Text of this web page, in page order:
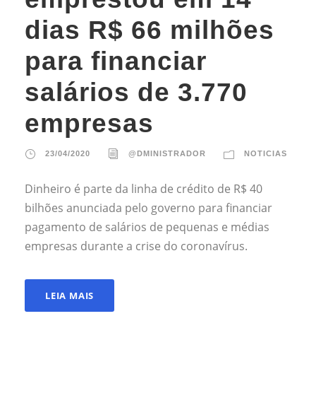
dias R$ 66 milhões
para financiar
salários de 3.770
empresas
23/04/2020 @DMINISTRADOR NOTICIAS
Dinheiro é parte da linha de crédito de R$ 40
bilhões anunciada pelo governo para financiar
pagamento de salários de pequenas e médias
empresas durante a crise do coronavírus.
LEIA MAIS